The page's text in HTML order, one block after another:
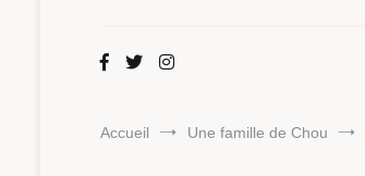
Maman Chou
Accueil Une famille de Chou